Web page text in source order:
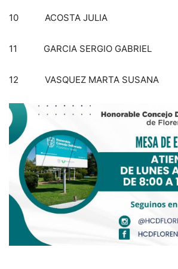
10 ACOSTA JULIA
11 GARCIA SERGIO GABRIEL
12 VASQUEZ MARTA SUSANA